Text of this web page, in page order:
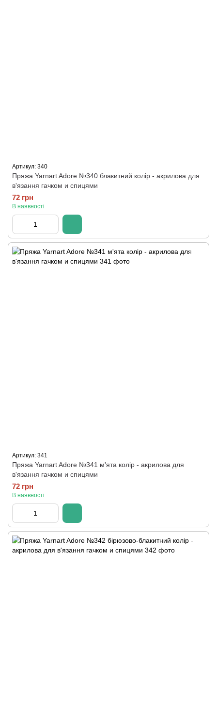
Артикул: 340
Пряжа Yarnart Adore №340 блакитний колір - акрилова для
в'язання гачком и спицями
72 грн
В наявності
Артикул: 341
Пряжа Yarnart Adore №341 м'ята колір - акрилова для
в'язання гачком и спицями
72 грн
В наявності